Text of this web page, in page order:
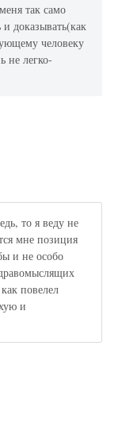
так само
доказывать(как
человеку
не легко-
то я веду не
мне позиция
и не особо
повелел
и